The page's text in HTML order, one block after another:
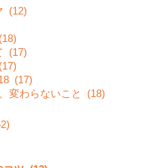
(12)
(18)
(17)
(17)
(17)
変わらないこと
(18)